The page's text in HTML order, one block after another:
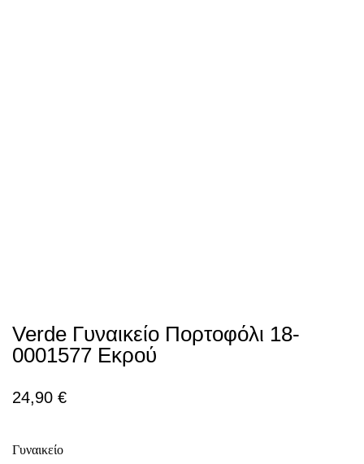
Verde Γυναικείο Πορτοφόλι 18-
0001577 Εκρού
24,90 €
Γυναικείο